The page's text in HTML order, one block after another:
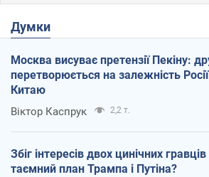
Думки
Москва висуває претензії Пекіну:
перетворюється на залежність Росії
Китаю
Віктор Каспрук 2,2 т.
Збіг інтересів двох цинічних
таємний план Трампа і Путіна?